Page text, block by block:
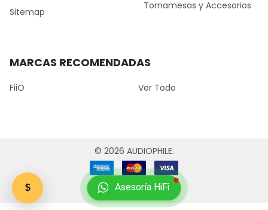
Asesoría HiFi
Sitemap
Tornamesas y Accesorios
MARCAS RECOMENDADAS
FiiO Ver Todo
© 2026 AUDIOPHILE.
$